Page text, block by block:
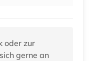
oder zur
gerne an